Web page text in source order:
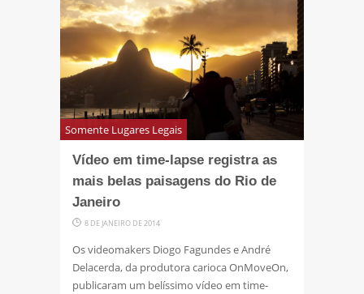
Somente Lugares Legais
Vídeo em time-lapse registra as
mais belas paisagens do Rio de
Janeiro
8 DE JANEIRO DE 2014
Os videomakers Diogo Fagundes e André
Delacerda, da produtora carioca OnMoveOn,
publicaram um belíssimo vídeo em time-